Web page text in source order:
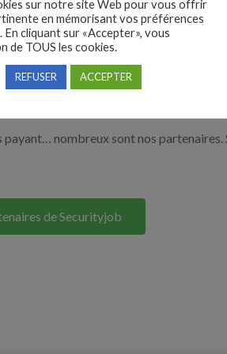
un agent de sécurité, un responsable
à recruter en cliquant sur le bouton
solutions entreprises
nombreux sont nos partenaires.
de Securityjob
sur notre site Web pour vous offrir
en mémorisant vos préférences
cliquant sur «Accepter», vous
de TOUS les cookies.
REFUSER ACCEPTER